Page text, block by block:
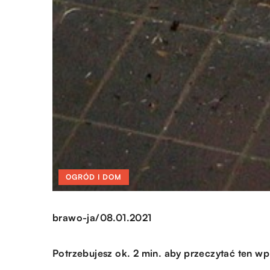
OGRÓD I DOM
brawo-ja/08.01.2021
Potrzebujesz ok. 2 min. aby przeczytać ten